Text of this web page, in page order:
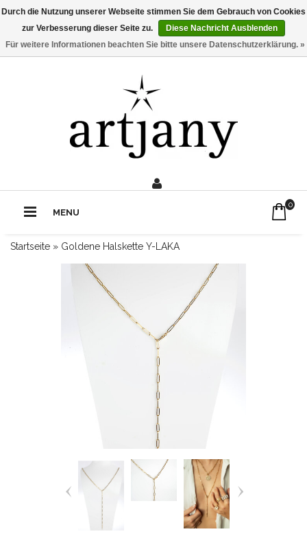
Rufe uns an:0211 - 210 310 2
MENU
0
Startseite » Goldene Halskette Y-LAKA
Durch die Nutzung unserer Webseite stimmen Sie dem Gebrauch von Cookies
zur Verbesserung dieser Seite zu.
Diese Nachricht Ausblenden
Für weitere Informationen beachten Sie bitte unsere Datenschutzerklärung. »